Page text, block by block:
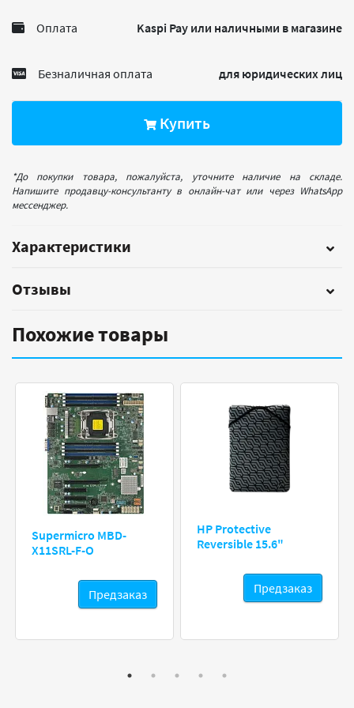
Оплата Kaspi Pay или наличными в магазине
Безналичная оплата для юридических лиц
Купить
*До покупки товара, пожалуйста, уточните наличие на складе.
Напишите продавцу-консультанту в онлайн-чат или через WhatsApp
мессенджер.
Характеристики
Отзывы
Похожие товары
Supermicro MBD-
X11SRL-F-O
Предзаказ
HP Protective
Reversible 15.6"
Предзаказ